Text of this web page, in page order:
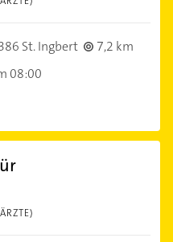
St. Ingbert
7,2 km
08:00